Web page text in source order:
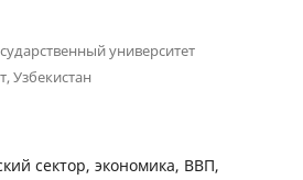
университет
Узбекистан
сектор, экономика, ВВП,